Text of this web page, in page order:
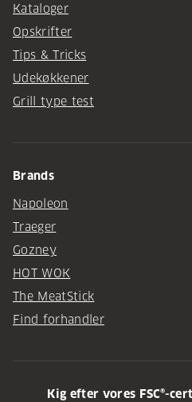
Kataloger
Opskrifter
Tips & Tricks
Udekøkkener
Grill type test
Brands
Napoleon
Traeger
Gozney
HOT WOK
The MeatStick
Find forhandler
Kig efter vores FSC®-